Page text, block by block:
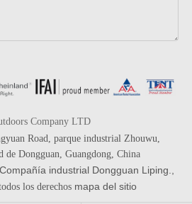
Company LTD
Road, parque industrial Zhouwu,
de Dongguan, Guangdong, China
Compañía industrial Dongguan Liping.,
los derechos mapa del sitio